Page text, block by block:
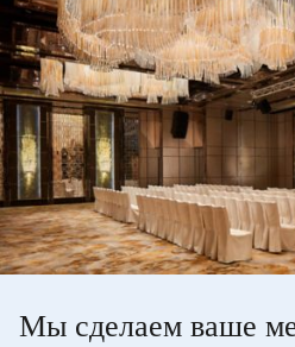
Мы сделаем ваше